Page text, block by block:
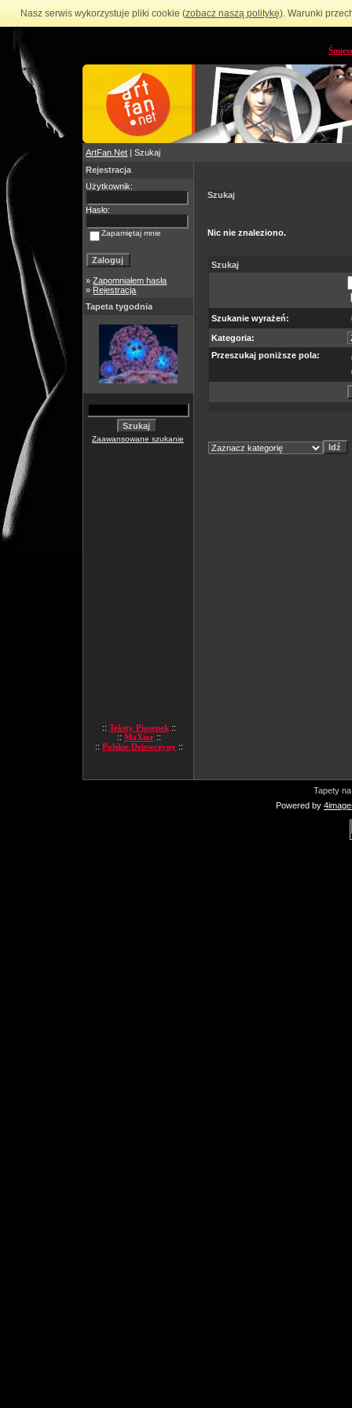
Nasz serwis wykorzystuje pliki cookie (zobacz naszą politykę). Warunki
ArtFan.Net | Szukaj
Rejestracja
Użytkownik:
Hasło:
Zapamiętaj mnie
»Zapomniałem hasła
» Rejestracja
Tapeta tygodnia
Zaawansowane szukanie
:: Teksty Piosenek ::
:: MaXior ::
:: Polskie Dziewczyny ::
Szukaj
Nic nie znaleziono.
Szukaj
Szukanie wyrażeń:
Kategoria:
Przeszukaj poniższe pola:
Tapety
Powered by